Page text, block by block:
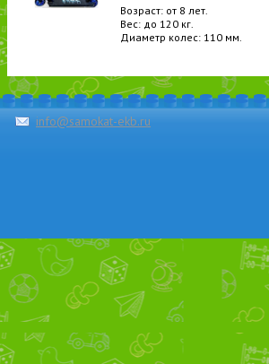
Возраст: от 8 лет.
Вес: до 120 кг.
Диаметр колес: 110 мм.
info@samokat-ekb.ru